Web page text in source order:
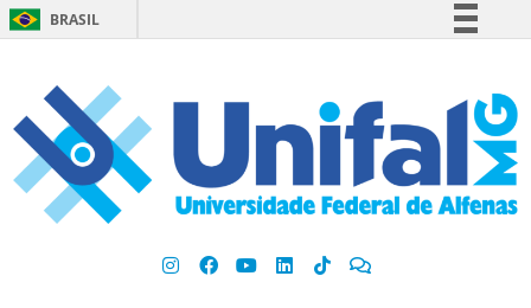
BRASIL
Participe
Acesso à informação
Legislação